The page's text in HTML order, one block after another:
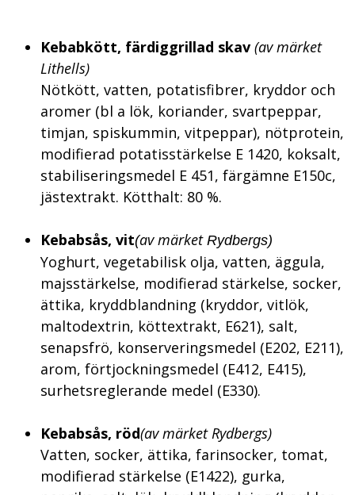
Kebabkött, färdiggrillad skav(av märket
Lithells)
Nötkött, vatten, potatisfibrer, kryddor och
aromer (bl a lök, koriander, svartpeppar,
timjan, spiskummin, vitpeppar), nötprotein,
modifierad potatisstärkelse E 1420, koksalt,
stabiliseringsmedel E 451, färgämne E150c,
jästextrakt. Kötthalt: 80 %.
Kebabsås, vit(av märketRydbergs)
Yoghurt, vegetabilisk olja, vatten, äggula,
majsstärkelse, modifierad stärkelse, socker,
ättika, kryddblandning (kryddor, vitlök,
maltodextrin, köttextrakt, E621), salt,
senapsfrö, konserveringsmedel (E202, E211),
arom, förtjockningsmedel (E412, E415),
surhetsreglerande medel (E330).
Kebabsås, röd(av märketRydbergs)
Vatten, socker, ättika, farinsocker, tomat,
modifierad stärkelse (E1422), gurka,